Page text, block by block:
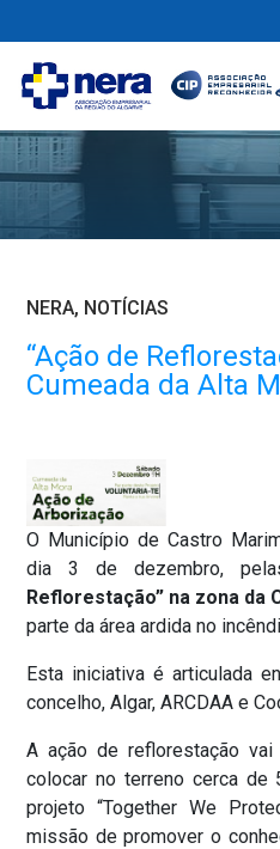
NERA, NOTÍCIAS
“Ação de
Cumeada da Alta
O Município de Castro
dia 3 de dezembro,
Reflorestação” na zona da
parte da área ardida no
Esta iniciativa é articulada
concelho, Algar, ARCDAA e
A ação de reflorestação
colocar no terreno cerca de
projeto “Together We
missão de promover o